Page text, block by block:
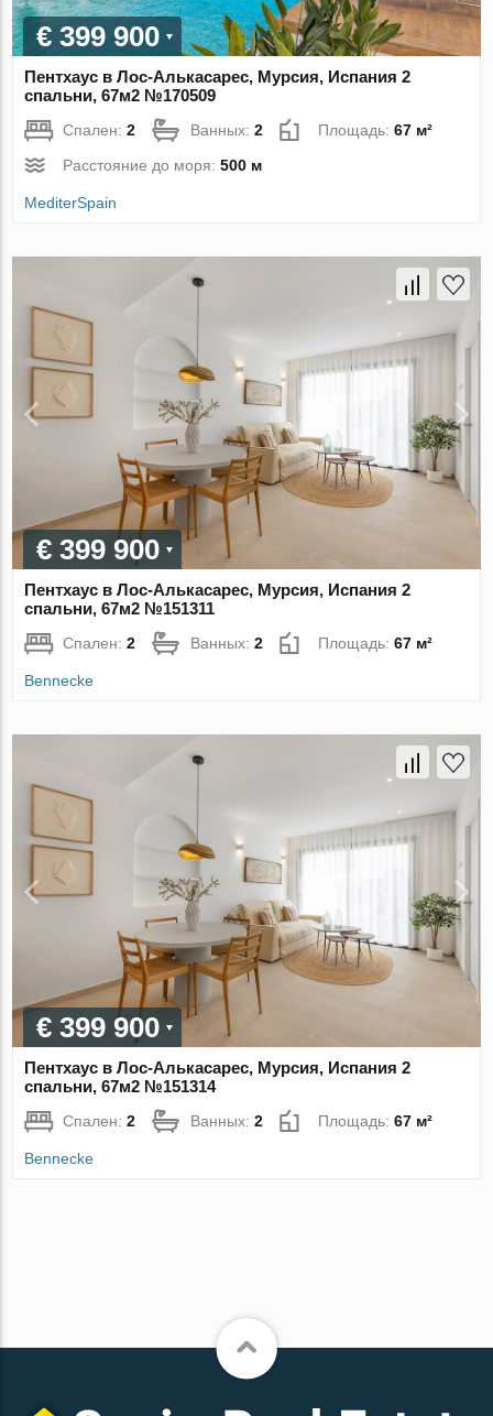
€ 399 900
Пентхаус в Лос-Алькасарес, Мурсия, Испания 2
спальни, 67м2 №170509
Спален:2 Ванных:2 Площадь:67 м²
Расстояние до моря:500 м
MediterSpain
€ 399 900
Пентхаус в Лос-Алькасарес, Мурсия, Испания 2
спальни, 67м2 №151311
Спален:2 Ванных:2 Площадь:67 м²
Bennecke
€ 399 900
Пентхаус в Лос-Алькасарес, Мурсия, Испания 2
спальни, 67м2 №151314
Спален:2 Ванных:2 Площадь:67 м²
Bennecke